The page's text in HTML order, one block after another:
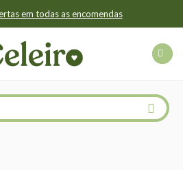
em todas as encomendas